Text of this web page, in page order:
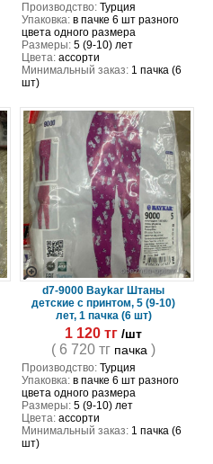
Производство:Турция
Упаковка:в пачке 6 шт разного
цвета одного размера
Размеры:5 (9-10) лет
Цвета:ассорти
Минимальный заказ:1 пачка (6
шт)
d7-9000 Baykar Штаны
детские с принтом, 5 (9-10)
лет, 1 пачка (6 шт)
1 120 тг /шт
( 6 720 тг пачка )
Производство:Турция
Упаковка:в пачке 6 шт разного
цвета одного размера
Размеры:5 (9-10) лет
Цвета:ассорти
Минимальный заказ:1 пачка (6
шт)